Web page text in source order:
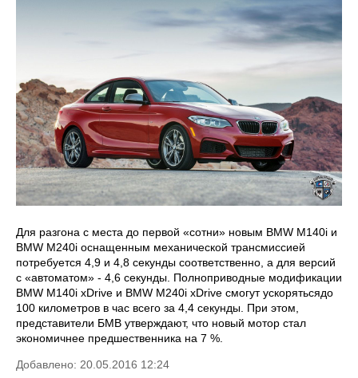
Для разгона с места до первой «сотни» новым BMW M140i и
BMW M240i оснащенным механической трансмиссией
потребуется 4,9 и 4,8 секунды соответственно, а для версий
с «автоматом» - 4,6 секунды. Полноприводные модификации
BMW M140i xDrive и BMW M240i xDrive смогут ускорятьсядо
100 километров в час всего за 4,4 секунды. При этом,
представители БМВ утверждают, что новый мотор стал
экономичнее предшественника на 7 %.
Добавлено: 20.05.2016 12:24